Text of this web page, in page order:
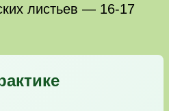
листьев — 16-17